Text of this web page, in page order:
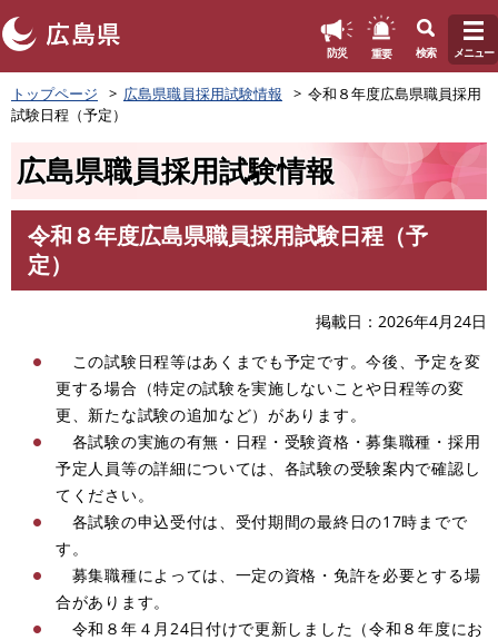
ペ
ー
ジ
防災 重要 検索 メニュー
トップページ 広島県職員採用試験情報
令和８年度広島県職員採用
試験日程（予定）
広島県職員採用試験情報
令和８年度広島県職員採用試験日程（予
定）
掲載日
2026年4月24日
この試験日程等はあくまでも予定です。今後、予定を変
更する場合（特定の試験を実施しないことや日程等の変
更、新たな試験の追加など）があります。
各試験の実施の有無・日程・受験資格・募集職種・採用
予定人員等の詳細については、各試験の受験案内で確認し
てください。
各試験の申込受付は、受付期間の最終日の17時までで
す。
募集職種によっては、一定の資格・免許を必要とする場
合があります。
令和８年４月24日付けで更新しました（令和８年度にお